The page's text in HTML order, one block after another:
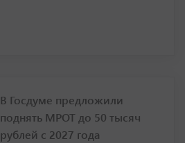
В Госдуме предложили
поднять МРОТ до 50 тысяч
рублей с 2027 года